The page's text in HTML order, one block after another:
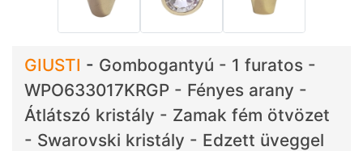
GIUSTI - Gombogantyú - 1 furatos -
WPO633017KRGP - Fényes arany -
Átlátszó kristály - Zamak fém ötvözet
- Swarovski kristály - Edzett üveggel